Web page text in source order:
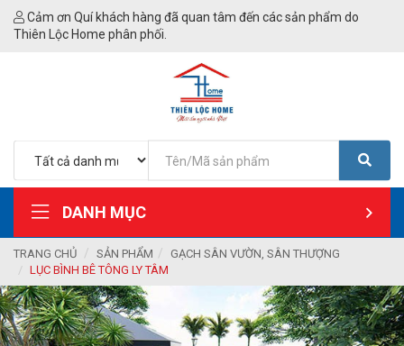
Cảm ơn Quí khách hàng đã quan tâm đến các sản phẩm do
Thiên Lộc Home phân phối.
DANH MỤC
TRANG CHỦ SẢN PHẨM
GẠCH SÂN VƯỜN, SÂN THƯỢNG
LỤC BÌNH BÊ TÔNG LY TÂM